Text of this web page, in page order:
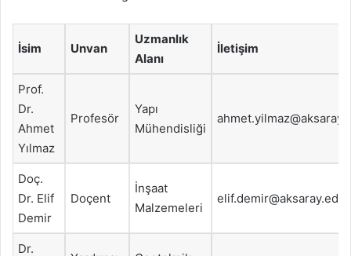
İsim Unvan
Uzmanlık
Alanı
İletişim
Prof.
Dr.
Ahmet
Yılmaz
Profesör
Yapı
Mühendisliği
Doç.
Dr. Elif
Demir
Doçent
İnşaat
Malzemeleri
Dr.